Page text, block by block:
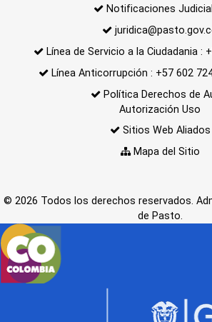
Notificaciones
Línea de Servicio a la Ciudadania :
Línea Anticorrupción : +57 602
Política Derechos de
Autorización Uso
Sitios Web Aliados
Mapa del Sitio
© 2026 Todos los derechos reservados.
de Pasto.